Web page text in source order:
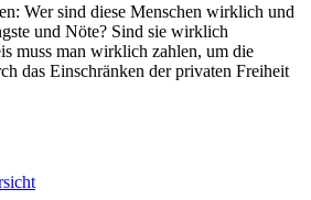
Wer sind diese Menschen wirklich und
und Nöte? Sind sie wirklich
muss man wirklich zahlen, um die
das Einschränken der privaten Freiheit